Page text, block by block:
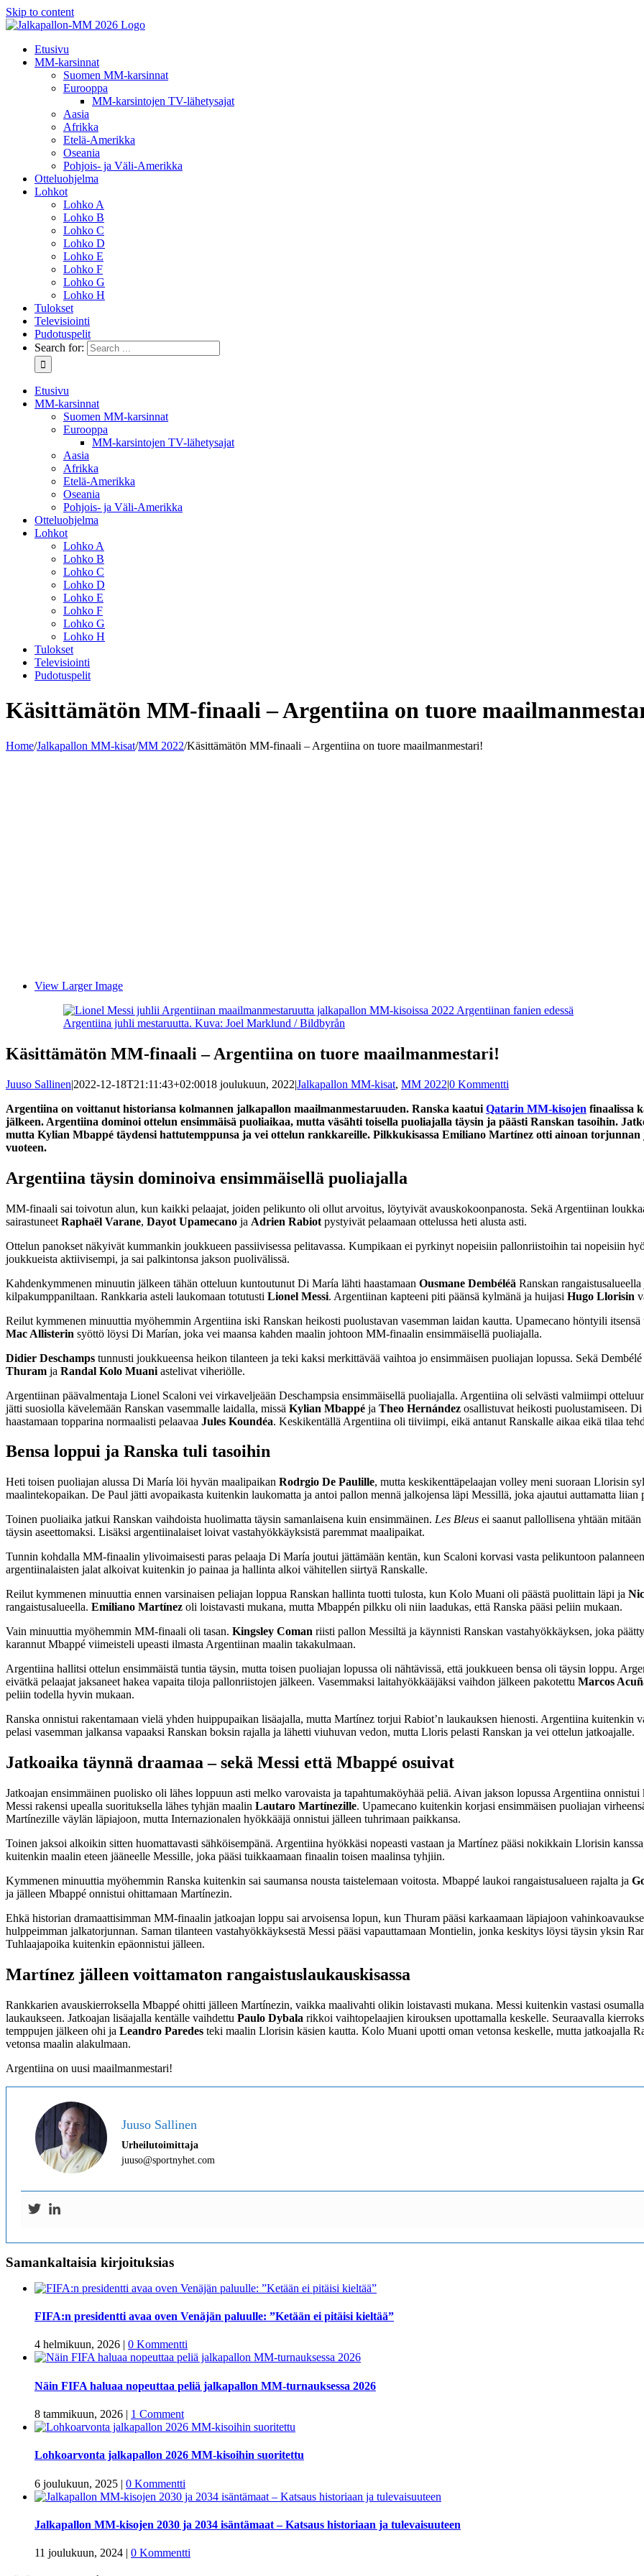
Skip to content
Etusivu
MM-karsinnat
Suomen MM-karsinnat
Eurooppa
MM-karsintojen TV-lähetysajat
Aasia
Afrikka
Etelä-Amerikka
Oseania
Pohjois- ja Väli-Amerikka
Otteluohjelma
Lohkot
Lohko A
Lohko B
Lohko C
Lohko D
Lohko E
Lohko F
Lohko G
Lohko H
Tulokset
Televisiointi
Pudotuspelit
Search for:
Etusivu
MM-karsinnat
Suomen MM-karsinnat
Eurooppa
MM-karsintojen TV-lähetysajat
Aasia
Afrikka
Etelä-Amerikka
Oseania
Pohjois- ja Väli-Amerikka
Otteluohjelma
Lohkot
Lohko A
Lohko B
Lohko C
Lohko D
Lohko E
Lohko F
Lohko G
Lohko H
Tulokset
Televisiointi
Pudotuspelit
Käsittämätön MM-finaali – Argentiina on tuore
Home/Jalkapallon MM-kisat/MM 2022/Käsittämätön MM-finaali – Argentiina on tuore maailmanmestari!
View Larger Image
Argentiina juhli mestaruutta. Kuva: Joel Marklund / Bildbyrån
Käsittämätön MM-finaali – Argentiina on tuore maailmanmestari!
Juuso Sallinen|2022-12-18T21:11:43+02:0018 joulukuun, 2022|Jalkapallon MM-kisat, MM 2022|0 Kommentti
Argentiina on voittanut historiansa kolmannen jalkapallon maailmanmestaruuden. Ranska kaatui Qatarin MM-kisojen finaalissa
jälkeen. Argentiina dominoi ottelun ensimmäisä puoliaikaa, mutta väsähti toisella puoliajalla täysin ja päästi Ranskan tasoihin.
mutta Kylian Mbappé täydensi hattutemppunsa ja vei ottelun rankkareille. Pilkkukisassa Emiliano Martínez otti ainoan torjunnan
vuoteen.
Argentiina täysin dominoiva ensimmäisellä puoliajalla
MM-finaali sai toivotun alun, kun kaikki pelaajat, joiden pelikunto oli ollut arvoitus, löytyivät avauskokoonpanosta. Sekä Argentiinan
sairastuneet Raphaël Varane, Dayot Upamecano ja Adrien Rabiot pystyivät pelaamaan ottelussa heti alusta asti.
Ottelun panokset näkyivät kummankin joukkueen passiivisessa pelitavassa. Kumpikaan ei pyrkinyt nopeisiin pallonriistoihin tai nopeisiin
joukkueista aktiivisempi, ja sai palkintonsa jakson puolivälissä.
Kahdenkymmenen minuutin jälkeen tähän otteluun kuntoutunut Di María lähti haastamaan Ousmane Dembéléä Ranskan
kilpakumppaniltaan. Rankkaria asteli laukomaan totutusti Lionel Messi. Argentiinan kapteeni piti päänsä kylmänä ja huijasi Hugo Llorisin
Reilut kymmenen minuuttia myöhemmin Argentiina iski Ranskan heikosti puolustavan vasemman laidan kautta. Upamecano höntyili
Mac Allisterin syöttö löysi Di Marían, joka vei maansa kahden maalin johtoon MM-finaalin ensimmäisellä puoliajalla.
Didier Deschamps tunnusti joukkueensa heikon tilanteen ja teki kaksi merkittävää vaihtoa jo ensimmäisen puoliajan lopussa. Sekä
Thuram ja Randal Kolo Muani astelivat viheriölle.
Argentiinan päävalmentaja Lionel Scaloni vei virkaveljeään Deschampsia ensimmäisellä puoliajalla. Argentiina oli selvästi valmiimpi
jätti suosiolla kävelemään Ranskan vasemmalle laidalla, missä Kylian Mbappé ja Theo Hernández osallistuvat heikosti puolustamiseen.
haastamaan topparina normaalisti pelaavaa Jules Koundéa. Keskikentällä Argentiina oli tiiviimpi, eikä antanut Ranskalle aikaa eikä tilaa
Bensa loppui ja Ranska tuli tasoihin
Heti toisen puoliajan alussa Di María löi hyvän maalipaikan Rodrgio De Paulille, mutta keskikenttäpelaajan volley meni suoraan Llorisin
maalintekopaikan. De Paul jätti avopaikasta kuitenkin laukomatta ja antoi pallon mennä jalkojensa läpi Messillä, joka ajautui auttamatta liian
Toinen puoliaika jatkui Ranskan vaihdoista huolimatta täysin samanlaisena kuin ensimmäinen. Les Bleus ei saanut pallollisena yhtään
täysin aseettomaksi. Lisäksi argentiinalaiset loivat vastahyökkäyksistä paremmat maalipaikat.
Tunnin kohdalla MM-finaalin ylivoimaisesti paras pelaaja Di María joutui jättämään kentän, kun Scaloni korvasi vasta pelikuntoon
argentiinalaisten jalat alkoivat kuitenkin jo painaa ja hallinta alkoi vähitellen siirtyä Ranskalle.
Reilut kymmenen minuuttia ennen varsinaisen peliajan loppua Ranskan hallinta tuotti tulosta, kun Kolo Muani oli päästä puolittain läpi ja
rangaistusalueella. Emiliano Martínez oli loistavasti mukana, mutta Mbappén pilkku oli niin laadukas, että Ranska pääsi peliin mukaan.
Vain minuuttia myöhemmin MM-finaali oli tasan. Kingsley Coman riisti pallon Messiltä ja käynnisti Ranskan vastahyökkäyksen, joka
karannut Mbappé viimeisteli upeasti ilmasta Argentiinan maalin takakulmaan.
Argentiina hallitsi ottelun ensimmäistä tuntia täysin, mutta toisen puoliajan lopussa oli nähtävissä, että joukkueen bensa oli täysin loppu.
eivätkä pelaajat jaksaneet hakea vapaita tiloja pallonriistojen jälkeen. Vasemmaksi laitahyökkääjäksi vaihdon jälkeen pakotettu Marcos
peliin todella hyvin mukaan.
Ranska onnistui rakentamaan vielä yhden huippupaikan lisäajalla, mutta Martínez torjui Rabiot’n laukauksen hienosti. Argentiina kuitenkin
pelasi vasemman jalkansa vapaaksi Ranskan boksin rajalla ja lähetti viuhuvan vedon, mutta Lloris pelasti Ranskan ja vei ottelun jatkoajalle.
Jatkoaika täynnä draamaa – sekä Messi että Mbappé osuivat
Jatkoajan ensimmäinen puolisko oli lähes loppuun asti melko varovaista ja tapahtumaköyhää peliä. Aivan jakson lopussa Argentiina
Messi rakensi upealla suorituksella lähes tyhjän maalin Lautaro Martínezille. Upamecano kuitenkin korjasi ensimmäisen puoliajan
Martínezille väylän läpiajoon, mutta Internazionalen hyökkääjä onnistui jälleen tuhrimaan paikkansa.
Toinen jaksoi alkoikin sitten huomattavasti sähköisempänä. Argentiina hyökkäsi nopeasti vastaan ja Martínez pääsi nokikkain Llorisin
kuitenkin maalin eteen jääneelle Messille, joka pääsi tuikkaamaan finaalin toisen maalinsa tyhjiin.
Kymmenen minuuttia myöhemmin Ranska kuitenkin sai saumansa nousta taistelemaan voitosta. Mbappé laukoi rangaistusalueen rajalta ja
ja jälleen Mbappé onnistui ohittamaan Martínezin.
Ehkä historian dramaattisimman MM-finaalin jatkoajan loppu sai arvoisensa lopun, kun Thuram pääsi karkaamaan läpiajoon
hulppeimman jalkatorjunnan. Saman tilanteen vastahyökkäyksestä Messi pääsi vapauttamaan Montielin, jonka keskitys löysi täysin yksin
Tuhlaajapoika kuitenkin epäonnistui jälleen.
Martínez jälleen voittamaton rangaistuslaukauskisassa
Rankkarien avauskierroksella Mbappé ohitti jälleen Martínezin, vaikka maalivahti olikin loistavasti mukana. Messi kuitenkin vastasi
laukaukseen. Jatkoajan lisäajalla kentälle vaihdettu Paulo Dybala rikkoi vaihtopelaajien kirouksen upottamalla keskelle. Seuraavalla
temppujen jälkeen ohi ja Leandro Paredes teki maalin Llorisin käsien kautta. Kolo Muani upotti oman vetonsa keskelle, mutta jatkoajalla
vetonsa maalin alakulmaan.
Argentiina on uusi maailmanmestari!
Juuso Sallinen
Urheilutoimittaja
juuso@sportnyhet.com
Samankaltaisia kirjoituksias
FIFA:n presidentti avaa oven Venäjän paluulle: ”Ketään ei pitäisi kieltää”
4 helmikuun, 2026 0 Kommentti
Näin FIFA haluaa nopeuttaa peliä jalkapallon MM-turnauksessa 2026
8 tammikuun, 2026 | 1 Comment
Lohkoarvonta jalkapallon 2026 MM-kisoihin suoritettu
6 joulukuun, 2025 | 0 Kommentti
Jalkapallon MM-kisojen 2030 ja 2034 isäntämaat – Katsaus historiaan ja tulevaisuuteen
11 joulukuun, 2024 | 0 Kommentti